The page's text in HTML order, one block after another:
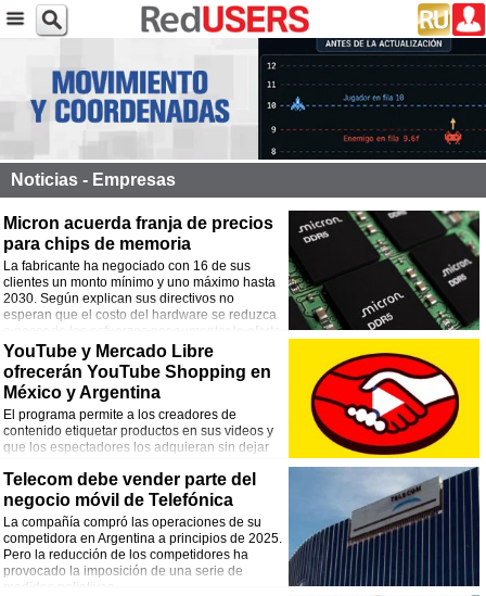
Noticias - Empresas
Micron acuerda franja de precios
para chips de memoria
La fabricante ha negociado con 16 de sus
clientes un monto mínimo y uno máximo hasta
2030. Según explican sus directivos no
esperan que el costo del hardware se reduzca
a pesar de los esfuerzos por aumentar la oferta.
YouTube y Mercado Libre
ofrecerán YouTube Shopping en
México y Argentina
El programa permite a los creadores de
contenido etiquetar productos en sus videos y
que los espectadores los adquieran sin dejar
habían colaborado en el mismo proyecto en el mercado brasileño.
Telecom debe vender parte del
negocio móvil de Telefónica
La compañía compró las operaciones de su
competidora en Argentina a principios de 2025.
Pero la reducción de los competidores ha
provocado la imposición de una serie de
medidas paliativas.